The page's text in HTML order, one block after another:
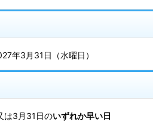
年3月31日（水曜日）
は3月31日のいずれか早い日